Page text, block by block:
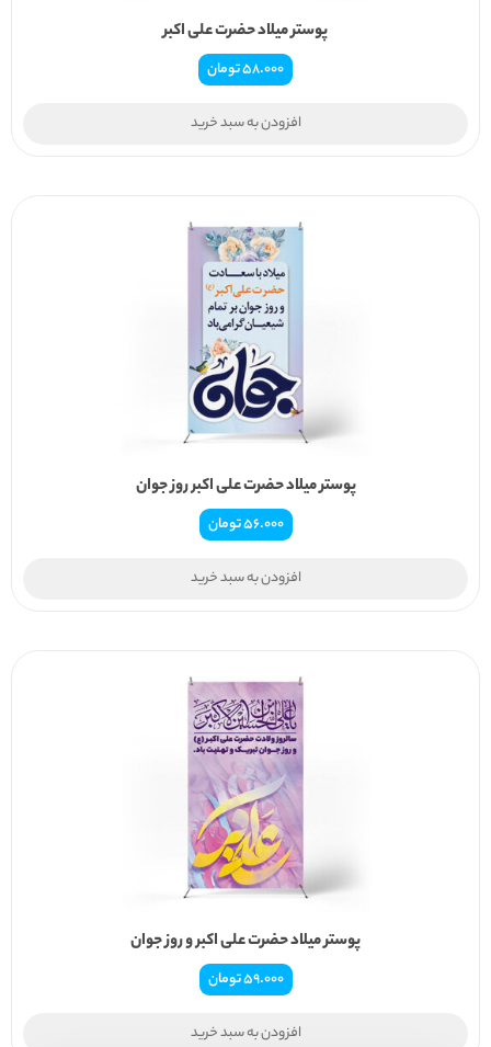
پوستر میلاد حضرت علی اکبر
58.000تومان
افزودن به سبد خرید
پوستر میلاد حضرت علی اکبر روز جوان
56.000تومان
افزودن به سبد خرید
پوستر میلاد حضرت علی اکبر و روز جوان
59.000تومان
افزودن به سبد خرید